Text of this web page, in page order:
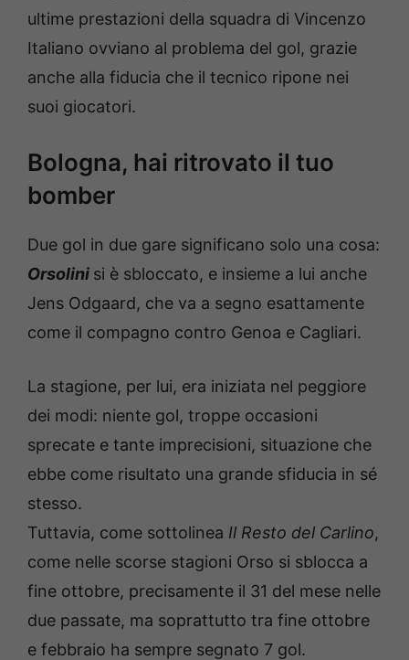
ultime prestazioni della squadra di Vincenzo
Italiano ovviano al problema del gol, grazie
anche alla fiducia che il tecnico ripone nei
suoi giocatori.
Bologna, hai ritrovato il tuo
bomber
Due gol in due gare significano solo una cosa:
Orsolini si è sbloccato, e insieme a lui anche
Jens Odgaard, che va a segno esattamente
come il compagno contro Genoa e Cagliari.
La stagione, per lui, era iniziata nel peggiore
dei modi: niente gol, troppe occasioni
sprecate e tante imprecisioni, situazione che
ebbe come risultato una grande sfiducia in sé
stesso.
Tuttavia, come sottolinea Il Resto del Carlino,
come nelle scorse stagioni Orso si sblocca a
fine ottobre, precisamente il 31 del mese nelle
due passate, ma soprattutto tra fine ottobre
e febbraio ha sempre segnato 7 gol.